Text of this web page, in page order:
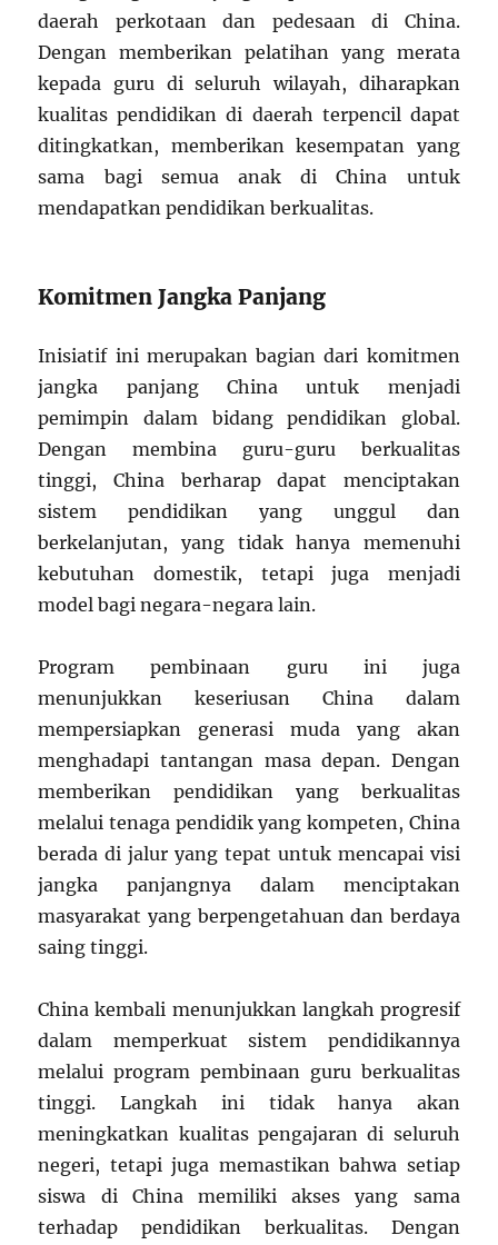
daerah perkotaan dan pedesaan di China.
Dengan memberikan pelatihan yang merata
kepada guru di seluruh wilayah, diharapkan
kualitas pendidikan di daerah terpencil dapat
ditingkatkan, memberikan kesempatan yang
sama bagi semua anak di China untuk
mendapatkan pendidikan berkualitas.
Komitmen Jangka Panjang
Inisiatif ini merupakan bagian dari komitmen
jangka panjang China untuk menjadi
pemimpin dalam bidang pendidikan global.
Dengan membina guru-guru berkualitas
tinggi, China berharap dapat menciptakan
sistem pendidikan yang unggul dan
berkelanjutan, yang tidak hanya memenuhi
kebutuhan domestik, tetapi juga menjadi
model bagi negara-negara lain.
Program pembinaan guru ini juga
menunjukkan keseriusan China dalam
mempersiapkan generasi muda yang akan
menghadapi tantangan masa depan. Dengan
memberikan pendidikan yang berkualitas
melalui tenaga pendidik yang kompeten, China
berada di jalur yang tepat untuk mencapai visi
jangka panjangnya dalam menciptakan
masyarakat yang berpengetahuan dan berdaya
saing tinggi.
China kembali menunjukkan langkah progresif
dalam memperkuat sistem pendidikannya
melalui program pembinaan guru berkualitas
tinggi. Langkah ini tidak hanya akan
meningkatkan kualitas pengajaran di seluruh
negeri, tetapi juga memastikan bahwa setiap
siswa di China memiliki akses yang sama
terhadap pendidikan berkualitas. Dengan